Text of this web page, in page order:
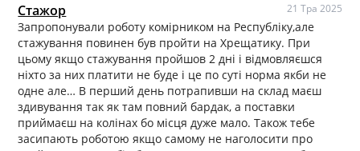
Стажор 21 Тра 2025
Запропонували роботу комірником на Республіку,але
стажування повинен був пройти на Хрещатику. При
цьому якщо стажування пройшов 2 дні і відмовляєшся
ніхто за них платити не буде і це по суті норма якби не
одне але… В перший день потрапивши на склад маєш
здивування так як там повний бардак, а поставки
приймаєш на колінах бо місця дуже мало. Також тебе
засипають роботою якщо самому не наголосити про